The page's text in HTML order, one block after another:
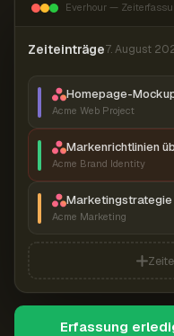
Everhour —
Zeiteinträge7. August
Homepage-
Acme Web Project
Markenrichtlinien
Acme Brand Identity
Marketingstrategie
Acme Marketing
Erfassung